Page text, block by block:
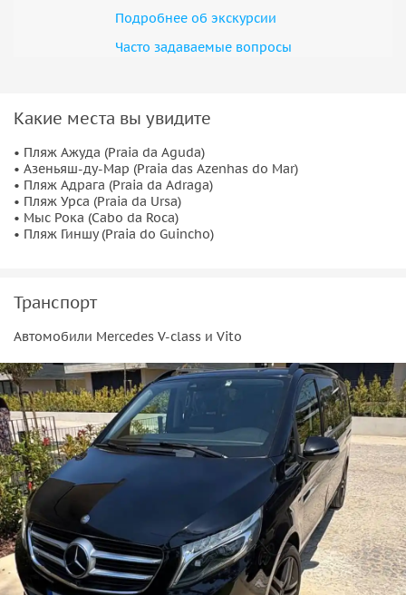
Подробнее об экскурсии
Часто задаваемые вопросы
Какие места вы увидите
• Пляж Ажуда (Praia da Aguda)
• Азеньяш-ду-Мар (Praia das Azenhas do Mar)
• Пляж Адрага (Praia da Adraga)
• Пляж Урса (Praia da Ursa)
• Мыс Рока (Cabo da Roca)
• Пляж Гиншу (Praia do Guincho)
Транспорт
Автомобили Mercedes V-class и Vito